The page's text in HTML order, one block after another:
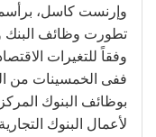
وإرنست كاسل،
تطورت وظائف البنك
وفقاً للتغيرات
ففى الخمسينات من
بوظائف البنوك
لأعمال البنوك